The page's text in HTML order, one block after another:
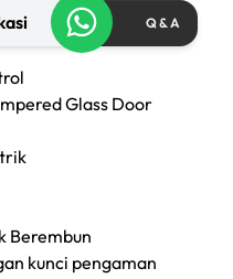
Q & A
Glass Door
Berembun
kunci pengaman